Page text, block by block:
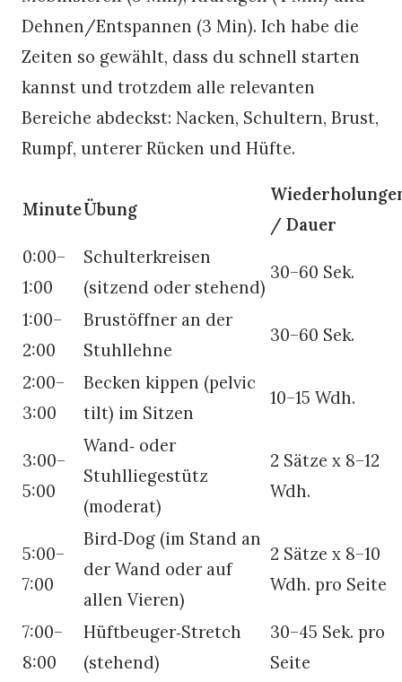
Dehnen/Entspannen (3 Min). Ich habe die
Zeiten so gewählt, dass du schnell starten
kannst und trotzdem alle relevanten
Bereiche abdeckst: Nacken, Schultern, Brust,
Rumpf, unterer Rücken und Hüfte.
MinuteÜbung
/ Dauer
0:00–
1:00
Schulterkreisen
(sitzend oder stehend)
30–60 Sek.
1:00–
2:00
Brustöffner an der
Stuhllehne
30–60 Sek.
2:00–
3:00
Becken kippen (pelvic
tilt) im Sitzen
10–15 Wdh.
3:00–
5:00
Wand‑ oder
Stuhlliegestütz
(moderat)
2 Sätze x 8–12
Wdh.
5:00–
7:00
Bird‑Dog (im Stand an
der Wand oder auf
allen Vieren)
2 Sätze x 8–10
Wdh. pro Seite
7:00–
8:00
Hüftbeuger‑Stretch
(stehend)
30–45 Sek. pro
Seite